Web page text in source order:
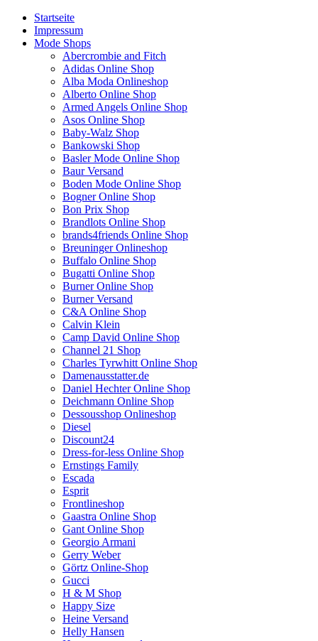
Startseite
Impressum
Mode Shops
Abercrombie and Fitch
Adidas Online Shop
Alba Moda Onlineshop
Alberto Online Shop
Armed Angels Online Shop
Asos Online Shop
Baby-Walz Shop
Bankowski Shop
Basler Mode Online Shop
Baur Versand
Boden Mode Online Shop
Bogner Online Shop
Bon Prix Shop
Brandlots Online Shop
brands4friends Online Shop
Breuninger Onlineshop
Buffalo Online Shop
Bugatti Online Shop
Burner Online Shop
Burner Versand
C&A Online Shop
Calvin Klein
Camp David Online Shop
Channel 21 Shop
Charles Tyrwhitt Online Shop
Damenausstatter.de
Daniel Hechter Online Shop
Deichmann Online Shop
Dessousshop Onlineshop
Diesel
Discount24
Dress-for-less Online Shop
Ernstings Family
Escada
Esprit
Frontlineshop
Gaastra Online Shop
Gant Online Shop
Georgio Armani
Gerry Weber
Görtz Online-Shop
Gucci
H & M Shop
Happy Size
Heine Versand
Helly Hansen